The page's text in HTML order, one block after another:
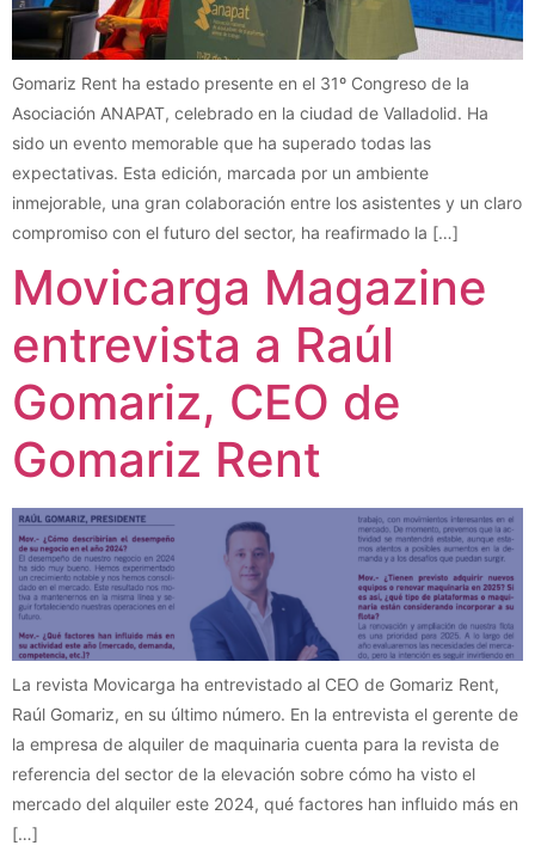
Gomariz Rent ha estado presente en el 31º Congreso de la
Asociación ANAPAT, celebrado en la ciudad de Valladolid. Ha
sido un evento memorable que ha superado todas las
expectativas. Esta edición, marcada por un ambiente
inmejorable, una gran colaboración entre los asistentes y un claro
compromiso con el futuro del sector, ha reafirmado la […]
Movicarga Magazine
entrevista a Raúl
Gomariz, CEO de
Gomariz Rent
La revista Movicarga ha entrevistado al CEO de Gomariz Rent,
Raúl Gomariz, en su último número. En la entrevista el gerente de
la empresa de alquiler de maquinaria cuenta para la revista de
referencia del sector de la elevación sobre cómo ha visto el
mercado del alquiler este 2024, qué factores han influido más en
[…]